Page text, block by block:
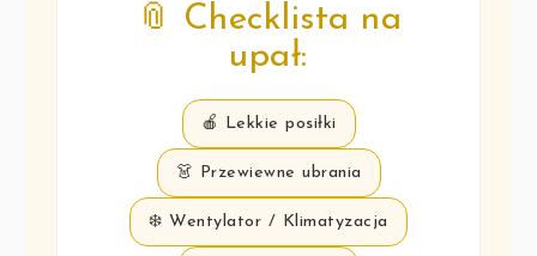
📎 Checklista na
upał:
🍎 Lekkie posiłki
👗 Przewiewne ubrania
❄️ Wentylator / Klimatyzacja